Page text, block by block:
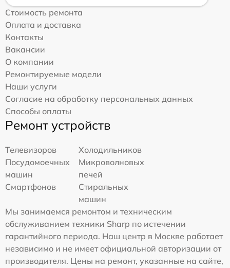
Стоимость ремонта
Оплата и доставка
Контакты
Вакансии
О компании
Ремонтируемые модели
Наши услуги
Согласие на обработку персональных данных
Способы оплаты
Ремонт устройств
Телевизоров
Холодильников
Посудомоечных
машин
Микроволновых
печей
Смартфонов
Стиральных
машин
Мы занимаемся ремонтом и техническим
обслуживанием техники Sharp по истечении
гарантийного периода. Наш центр в Москве работает
независимо и не имеет официальной авторизации от
производителя. Цены на ремонт, указанные на сайте,